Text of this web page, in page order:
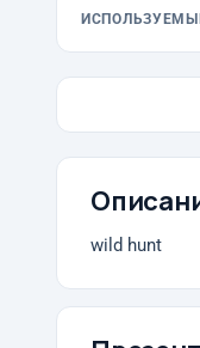
wild hunt